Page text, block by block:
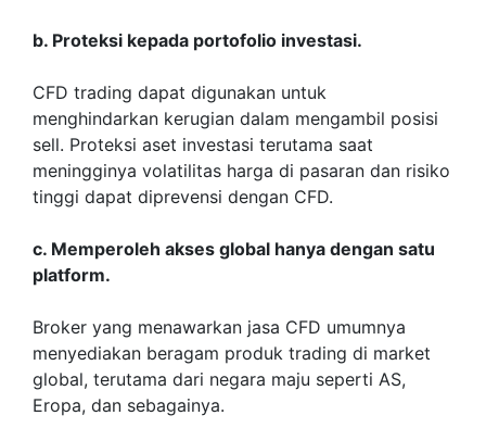
b. Proteksi kepada portofolio investasi.
CFD trading dapat digunakan untuk
menghindarkan kerugian dalam mengambil posisi
sell. Proteksi aset investasi terutama saat
meningginya volatilitas harga di pasaran dan risiko
tinggi dapat diprevensi dengan CFD.
c. Memperoleh akses global hanya dengan satu
platform.
Broker yang menawarkan jasa CFD umumnya
menyediakan beragam produk trading di market
global, terutama dari negara maju seperti AS,
Eropa, dan sebagainya.